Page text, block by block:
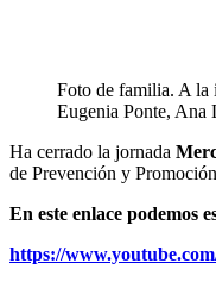
Foto de familia. A la
Eugenia Ponte, Ana
Ha cerrado la jornada
de Prevención y
En este enlace podemos
https://